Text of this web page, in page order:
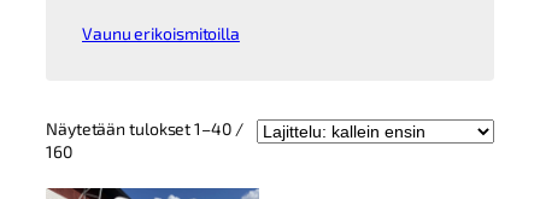
Vaunu erikoismitoilla
Näytetään tulokset 1–40 /
160Kallein